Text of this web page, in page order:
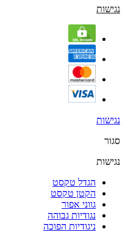
נגישות
נגישות
סגור
נגישות
הגדל טקסט
הקטן טקסט
גווני אפור
נגודיות גבוהה
ניגודיות הפוכה